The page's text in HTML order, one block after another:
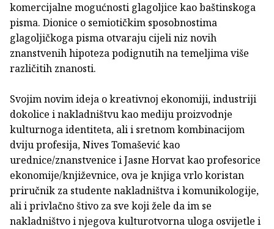
komercijalne mogućnosti glagoljice kao baštinskoga
pisma. Dionice o semiotičkim sposobnostima
glagoljičkoga pisma otvaraju cijeli niz novih
znanstvenih hipoteza podignutih na temeljima više
različitih znanosti.
Svojim novim ideja o kreativnoj ekonomiji, industriji
dokolice i nakladništvu kao mediju proizvodnje
kulturnoga identiteta, ali i sretnom kombinacijom
dviju profesija, Nives Tomašević kao
urednice/znanstvenice i Jasne Horvat kao profesorice
ekonomije/književnice, ova je knjiga vrlo koristan
priručnik za studente nakladništva i komunikologije,
ali i privlačno štivo za sve koji žele da im se
nakladništvo i njegova kulturotvorna uloga osvijetle i